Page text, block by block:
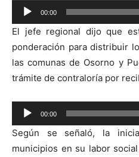
Reproductor
de
audio
00:00
El jefe regional dijo que
ponderación para distribuir
las comunas de Osorno y
trámite de contraloría por
Reproductor
de
audio
00:00
Según se señaló, la
municipios en su labor